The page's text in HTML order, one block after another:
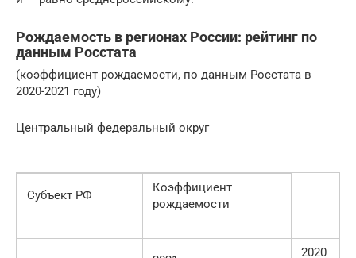
Рождаемость в регионах России: рейтинг по
данным Росстата
(коэффициент рождаемости, по данным Росстата в
2020-2021 году)
Центральный федеральный округ
Субъект РФ
Коэффициент
рождаемости
2020